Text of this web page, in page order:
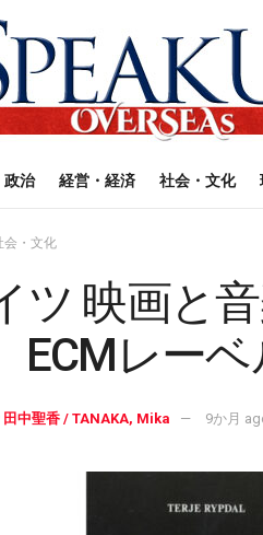
政治 経営・経済 社会・文化
会・文化
ツ 映画と
レーベ
田中聖香 / TANAKA, Mika 9か月